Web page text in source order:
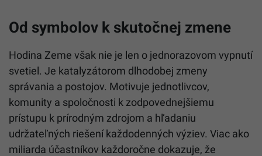
Od symbolov k skutočnej zmene
Hodina Zeme však nie je len o jednorazovom vypnutí
svetiel. Je katalyzátorom dlhodobej zmeny
správania a postojov. Motivuje jednotlivcov,
komunity a spoločnosti k zodpovednejšiemu
prístupu k prírodným zdrojom a hľadaniu
udržateľných riešení každodenných výziev. Viac ako
miliarda účastníkov každoročne dokazuje, že